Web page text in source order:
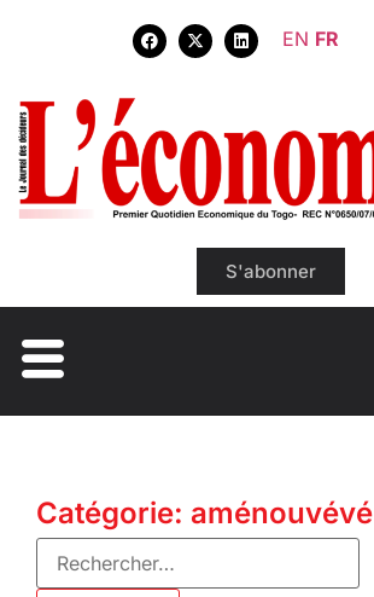
EN FR
S'abonner
Catégorie: aménouvévé